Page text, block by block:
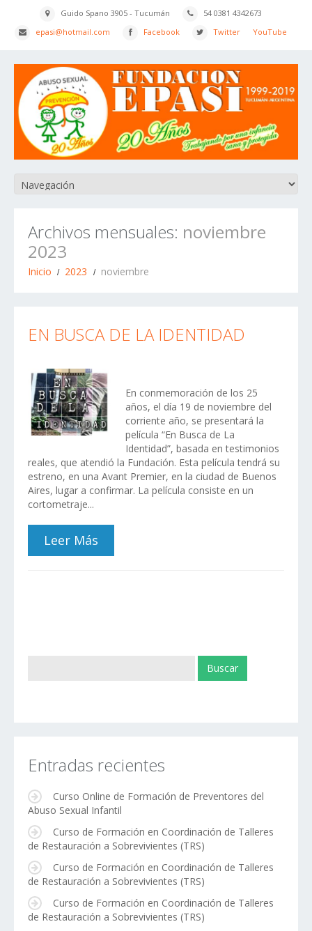
Guido Spano 3905 - Tucumán
54 0381 4342673
epasi@hotmail.com
Facebook Twitter YouTube
Archivos mensuales: noviembre
2023
Inicio 2023 noviembre
EN BUSCA DE LA IDENTIDAD
En conmemoración de los 25
años, el día 19 de noviembre del
corriente año, se presentará la
película “En Busca de La
Identidad”, basada en testimonios
reales, que atendió la Fundación. Esta película tendrá su
estreno, en una Avant Premier, en la ciudad de Buenos
Aires, lugar a confirmar. La película consiste en un
cortometraje...
Leer Más
Entradas recientes
Curso Online de Formación de Preventores del
Abuso Sexual Infantil
Curso de Formación en Coordinación de Talleres
de Restauración a Sobrevivientes (TRS)
Curso de Formación en Coordinación de Talleres
de Restauración a Sobrevivientes (TRS)
Curso de Formación en Coordinación de Talleres
de Restauración a Sobrevivientes (TRS)